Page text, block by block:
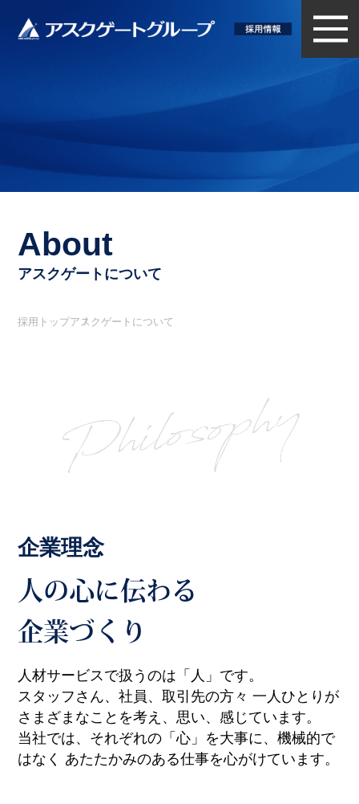
About
アスクゲートについて
採用トップアスクゲートについて
企業理念
人の心に伝わる
企業づくり
人材サービスで扱うのは「人」です。
スタッフさん、社員、取引先の方々 一人ひとりが
さまざまなことを考え、思い、感じています。
当社では、それぞれの「心」を大事に、機械的で
はなく あたたかみのある仕事を心がけています。